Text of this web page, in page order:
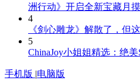
洲行动》开启全新宝藏月摸
4
《剑心雕龙》解散了，但
5
ChinaJoy小姐姐精选：绝美
手机版 |电脑版